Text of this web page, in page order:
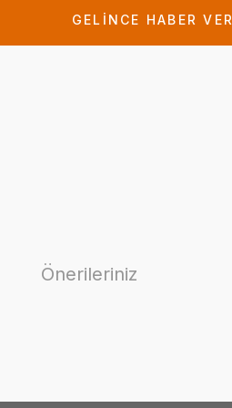
GELİNCE HABER VER
Önerileriniz